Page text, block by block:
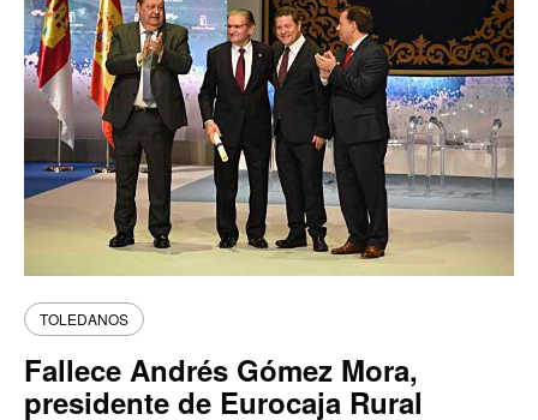
TOLEDANOS
Fallece Andrés Gómez Mora,
presidente de Eurocaja Rural